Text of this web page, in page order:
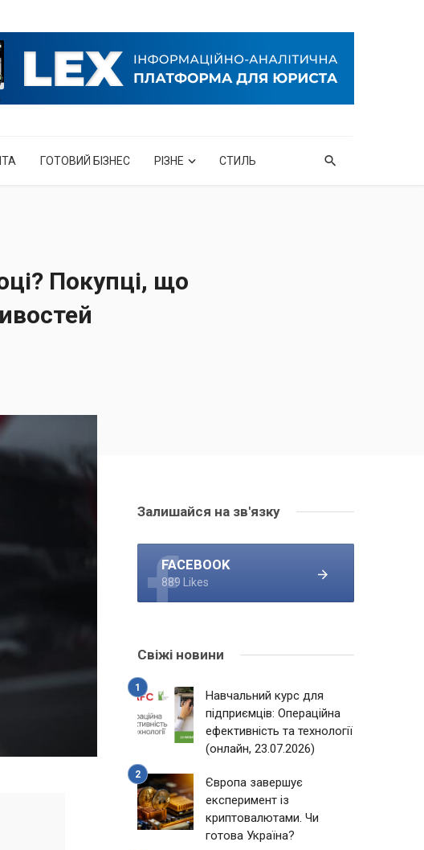
ГОТОВИЙ БІЗНЕС РІЗНЕ СТИЛЬ
Покупці, що
Залишайся на зв'язку
FACEBOOK
889 Likes
Свіжі новини
Навчальний курс для
підприємців: Операційна
ефективність та технології
(онлайн, 23.07.2026)
Європа завершує
експеримент із
криптовалютами. Чи
готова Україна?